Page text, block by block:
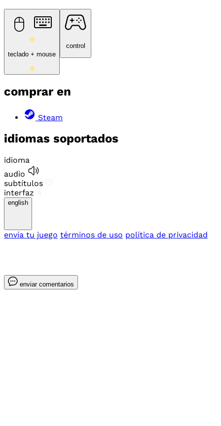
teclado + mouse
control
comprar en
Steam
idiomas soportados
idioma
audio
subtítulos
interfaz
english
envía tu juego términos de uso política de privacidad
enviar comentarios